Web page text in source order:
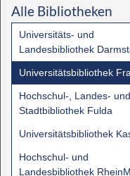
Alle Bibliotheken
Universitäts- und
Landesbibliothek
Universitätsbibliothek
Hochschul-, Landes- und
Stadtbibliothek Fulda
Universitätsbibliothek
Hochschul- und
Landesbibliothek